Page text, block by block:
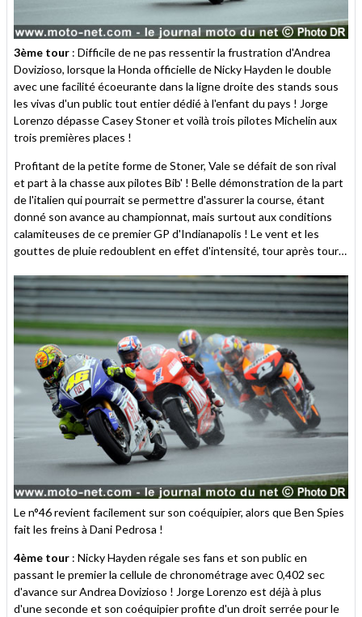
3ème tour : Difficile de ne pas ressentir la frustration d'Andrea
Dovizioso, lorsque la Honda officielle de Nicky Hayden le double
avec une facilité écoeurante dans la ligne droite des stands sous
les vivas d'un public tout entier dédié à l'enfant du pays ! Jorge
Lorenzo dépasse Casey Stoner et voilà trois pilotes Michelin aux
trois premières places !
Profitant de la petite forme de Stoner, Vale se défait de son rival
et part à la chasse aux pilotes Bib' ! Belle démonstration de la part
de l'italien qui pourrait se permettre d'assurer la course, étant
donné son avance au championnat, mais surtout aux conditions
calamiteuses de ce premier GP d'Indianapolis ! Le vent et les
gouttes de pluie redoublent en effet d'intensité, tour après tour…
Le n°46 revient facilement sur son coéquipier, alors que Ben Spies
fait les freins à Dani Pedrosa !
4ème tour : Nicky Hayden régale ses fans et son public en
passant le premier la cellule de chronométrage avec 0,402 sec
d'avance sur Andrea Dovizioso ! Jorge Lorenzo est déjà à plus
d'une seconde et son coéquipier profite d'un droit serrée pour le